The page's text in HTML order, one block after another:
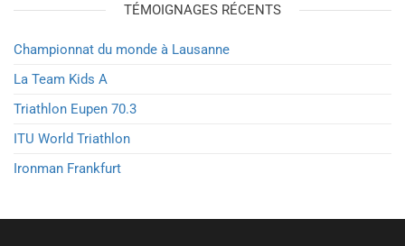
TÉMOIGNAGES RÉCENTS
Championnat du monde à Lausanne
La Team Kids A
Triathlon Eupen 70.3
ITU World Triathlon
Ironman Frankfurt